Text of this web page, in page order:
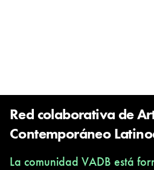
Red colaborativa de
Contemporáneo
La comunidad VADB está